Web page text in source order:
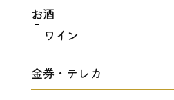
お酒
ワイン
金券・テレカ